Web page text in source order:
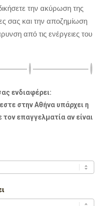
την ακύρωση της
σας και την αποζημίωση
από τις ενέργειες του
ενδιαφέρει:
στην Αθήνα υπάρχει η
επαγγελματία αν είναι